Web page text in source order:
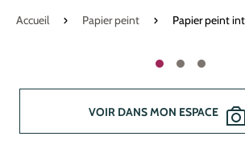
Accueil Papier peint Papier peint
VOIR DANS MON ESPACE